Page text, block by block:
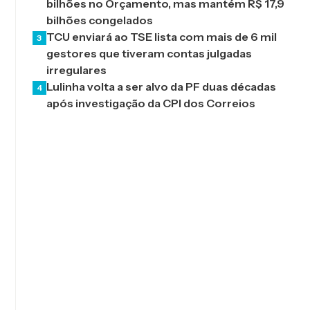
bilhões no Orçamento, mas mantém R$ 17,9
bilhões congelados
3 TCU enviará ao TSE lista com mais de 6 mil
gestores que tiveram contas julgadas
irregulares
4 Lulinha volta a ser alvo da PF duas décadas
após investigação da CPI dos Correios